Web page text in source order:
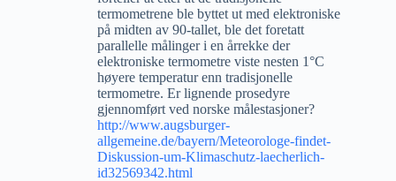
termometrene ble byttet ut med elektroniske
på midten av 90-tallet, ble det foretatt
parallelle målinger i en årrekke der
elektroniske termometre viste nesten 1°C
høyere temperatur enn tradisjonelle
termometre. Er lignende prosedyre
gjennomført ved norske målestasjoner?
http://www.augsburger-
allgemeine.de/bayern/Meteorologe-findet-
Diskussion-um-Klimaschutz-laecherlich-
id32569342.html